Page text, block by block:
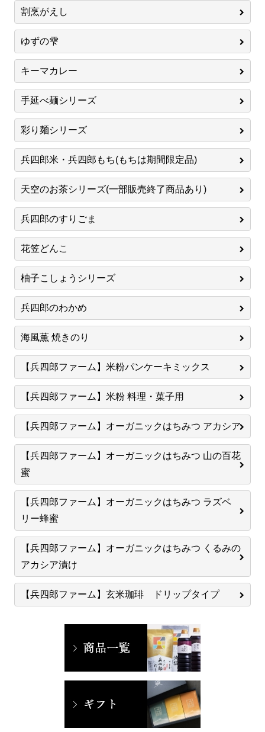
割烹がえし
ゆずの雫
キーマカレー
手延べ麺シリーズ
彩り麺シリーズ
兵四郎米・兵四郎もち(もちは期間限定品)
天空のお茶シリーズ(一部販売終了商品あり)
兵四郎のすりごま
花笠どんこ
柚子こしょうシリーズ
兵四郎のわかめ
海風薫 焼きのり
【兵四郎ファーム】米粉パンケーキミックス
【兵四郎ファーム】米粉 料理・菓子用
【兵四郎ファーム】オーガニックはちみつ アカシア
【兵四郎ファーム】オーガニックはちみつ 山の百花
蜜
【兵四郎ファーム】オーガニックはちみつ ラズベ
リー蜂蜜
【兵四郎ファーム】オーガニックはちみつ くるみの
アカシア漬け
【兵四郎ファーム】玄米珈琲 ドリップタイプ